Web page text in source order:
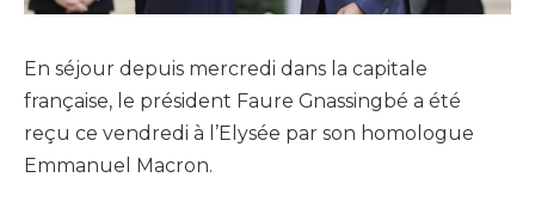
En séjour depuis mercredi dans la capitale
française, le président Faure Gnassingbé a été
reçu ce vendredi à l’Elysée par son homologue
Emmanuel Macron.